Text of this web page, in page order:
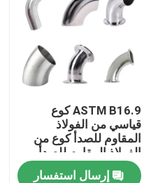
ASTM B16.9 كوع
قياسي من الفولاذ
المقاوم للصدأ كوع من
الفولاذ المقاوم للصدأ
1.5 بوصة 90 درجة
إرسال استفسار